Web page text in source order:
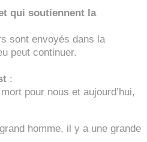
qui soutiennent la
sont envoyés dans la
peut continuer.
:
pour nous et aujourd’hui,
homme, il y a une grande